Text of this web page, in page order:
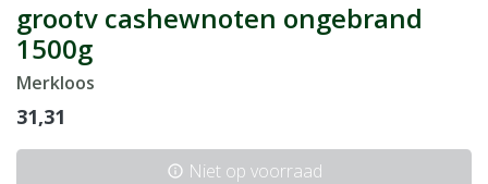
grootv cashewnoten ongebrand
1500g
Merkloos
31,31
info Niet op voorraad